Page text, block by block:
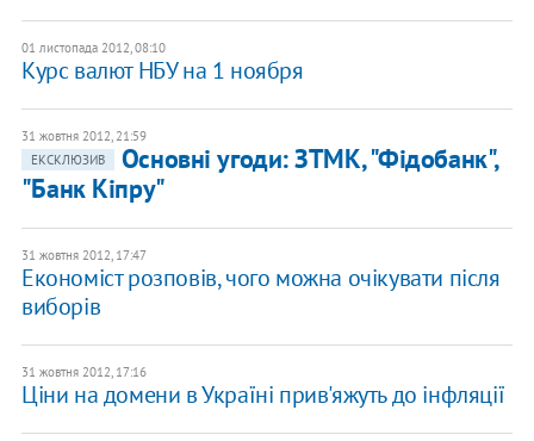
01 листопада 2012, 08:10
Курс валют НБУ на 1 ноября
31 жовтня 2012, 21:59
ЕКСКЛЮЗИВ
Основні угоди: ЗТМК, "Фідобанк",
"Банк Кіпру"
31 жовтня 2012, 17:47
Економіст розповів, чого можна очікувати після
виборів
31 жовтня 2012, 17:16
Ціни на домени в Україні прив'яжуть до інфляції